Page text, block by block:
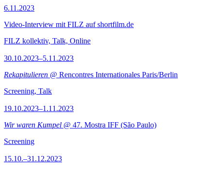
6.11.2023
Video-Interview mit FILZ auf shortfilm.de
FILZ kollektiv, Talk, Online
30.10.2023–5.11.2023
Rekapitulieren @ Rencontres Internationales Paris/Berlin
Screening, Talk
19.10.2023–1.11.2023
Wir waren Kumpel @ 47. Mostra IFF (São Paulo)
Screening
15.10.–31.12.2023